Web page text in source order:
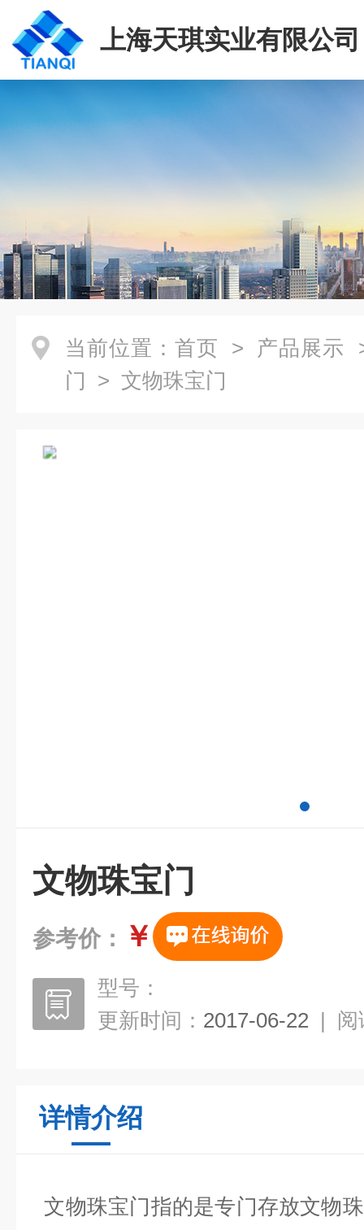
上海天琪实业有限公司
当前位置： 首页 > 产品展示
门 > 文物珠宝门
文物珠宝门
参考价： ￥
型号：
更新时间： 2017-06-22 | 阅
详情介绍
文物珠宝门指的是专门存放文物